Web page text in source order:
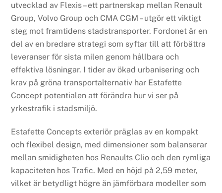
utvecklad av Flexis – ett partnerskap mellan Renault
Group, Volvo Group och CMA CGM – utgör ett viktigt
steg mot framtidens stadstransporter. Fordonet är en
del av en bredare strategi som syftar till att förbättra
leveranser för sista milen genom hållbara och
effektiva lösningar. I tider av ökad urbanisering och
krav på gröna transportalternativ har Estafette
Concept potentialen att förändra hur vi ser på
yrkestrafik i stadsmiljö.
Estafette Concepts exteriör präglas av en kompakt
och flexibel design, med dimensioner som balanserar
mellan smidigheten hos Renaults Clio och den rymliga
kapaciteten hos Trafic. Med en höjd på 2,59 meter,
vilket är betydligt högre än jämförbara modeller som